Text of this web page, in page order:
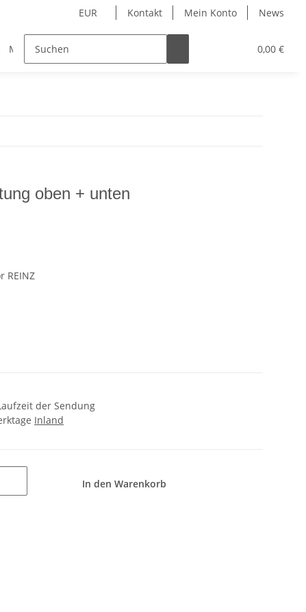
EUR Kontakt Mein Konto News
0,00 €
Merchandise
oben + unten
REINZ
der Sendung
Inland
In den Warenkorb